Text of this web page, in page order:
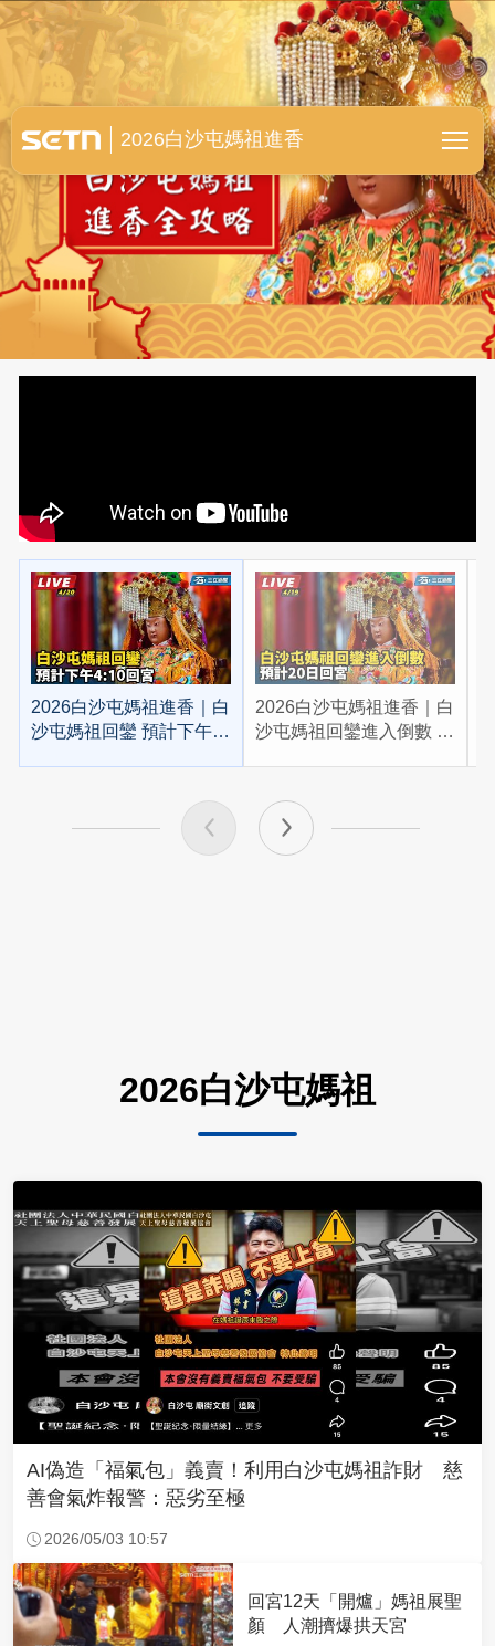
白沙屯媽祖進香全紀錄
2026白沙屯媽祖進香
2026白沙屯媽祖進香｜白
沙屯媽祖回鑾 預計下午
2026白沙屯媽祖進香｜白
沙屯媽祖回鑾進入倒數 預
2026白沙屯媽祖
AI偽造「福氣包」義賣！利用白沙屯媽祖詐財 慈
善會氣炸報警：惡劣至極
2026/05/03 10:57
回宮12天「開爐」媽祖展聖
顏 人潮擠爆拱天宮